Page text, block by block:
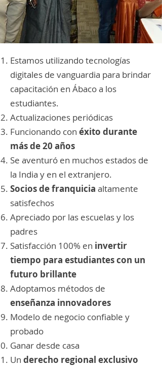
Estamos utilizando tecnologías
digitales de vanguardia para brindar
capacitación en Ábaco a los
estudiantes.
Actualizaciones periódicas
Funcionando con éxito durante
más de 20 años
Se aventuró en muchos estados de
la India y en el extranjero.
Socios de franquicia altamente
satisfechos
Apreciado por las escuelas y los
padres
Satisfacción 100% en invertir
tiempo para estudiantes con un
futuro brillante
Adoptamos métodos de
enseñanza innovadores
Modelo de negocio confiable y
probado
Ganar desde casa
Un derecho regional exclusivo